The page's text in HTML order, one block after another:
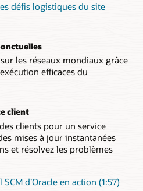
défis logistiques du site
les réseaux mondiaux grâce
efficaces du
client
clients pour un service
mises à jour instantanées
et résolvez les problèmes
d’Oracle en action (1:57)